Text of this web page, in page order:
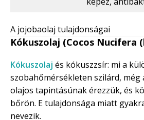
A jojobaolaj tulajdonságai
Kókuszolaj (Cocos Nucifera
Kókuszolaj és kókuszzsír: mi a
szobahőmérsékleten szilárd, még
olajos tapintásúnak érezzük, és
bőrön. E tulajdonsága miatt
nevezik.